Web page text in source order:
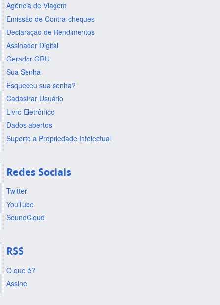
Agência de Viagem
Emissão de Contra-cheques
Declaração de Rendimentos
Assinador Digital
Gerador GRU
Sua Senha
Esqueceu sua senha?
Cadastrar Usuário
Livro Eletrônico
Dados abertos
Suporte a Propriedade Intelectual
Redes Sociais
Twitter
YouTube
SoundCloud
RSS
O que é?
Assine